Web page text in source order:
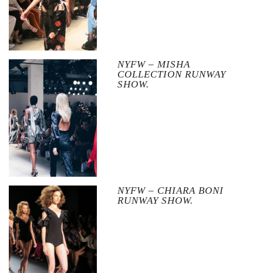
NYFW – MISHA
COLLECTION RUNWAY
SHOW.
NYFW – CHIARA BONI
RUNWAY SHOW.